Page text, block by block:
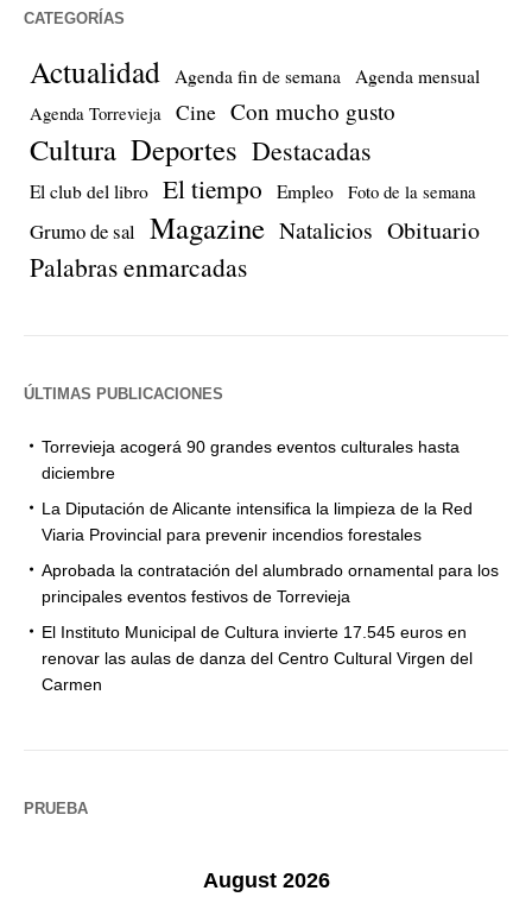
CATEGORÍAS
Actualidad Agenda fin de semana Agenda mensual
Agenda Torrevieja Cine Con mucho gusto
Cultura Deportes Destacadas
El club del libro El tiempo Empleo Foto de la semana
Grumo de sal Magazine Natalicios Obituario
Palabras enmarcadas
ÚLTIMAS PUBLICACIONES
Torrevieja acogerá 90 grandes eventos culturales hasta
diciembre
La Diputación de Alicante intensifica la limpieza de la Red
Viaria Provincial para prevenir incendios forestales
Aprobada la contratación del alumbrado ornamental para los
principales eventos festivos de Torrevieja
El Instituto Municipal de Cultura invierte 17.545 euros en
renovar las aulas de danza del Centro Cultural Virgen del
Carmen
PRUEBA
August 2026